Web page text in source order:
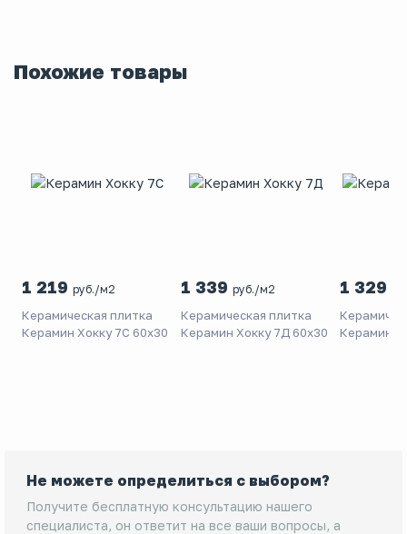
Похожие товары
1 219 руб./м2
Керамическая плитка
Керамин Хокку 7С 60x30
1 339 руб./м2
Керамическая плитка
Керамин Хокку 7Д 60x30
1 329
Керамин
Не можете определиться с выбором?
Получите бесплатную консультацию нашего
специалиста, он ответит на все ваши вопросы, а